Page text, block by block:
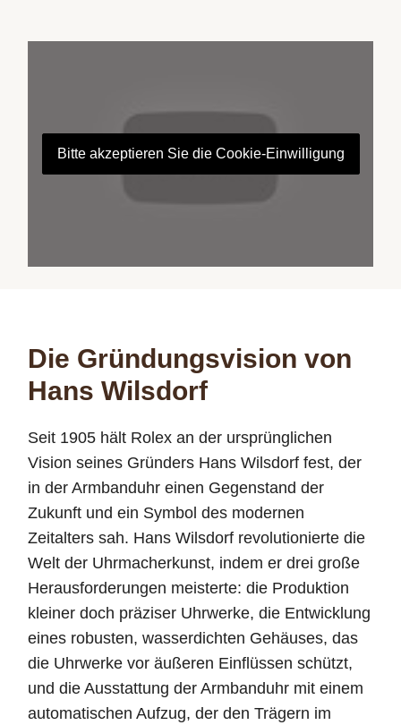
Bitte akzeptieren Sie die Cookie-Einwilligung
Die Gründungsvision von
Hans Wilsdorf
Seit 1905 hält Rolex an der ursprünglichen
Vision seines Gründers Hans Wilsdorf fest, der
in der Armbanduhr einen Gegenstand der
Zukunft und ein Symbol des modernen
Zeitalters sah. Hans Wilsdorf revolutionierte die
Welt der Uhrmacherkunst, indem er drei große
Herausforderungen meisterte: die Produktion
kleiner doch präziser Uhrwerke, die Entwicklung
eines robusten, wasserdichten Gehäuses, das
die Uhrwerke vor äußeren Einflüssen schützt,
und die Ausstattung der Armbanduhr mit einem
automatischen Aufzug, der den Trägern im